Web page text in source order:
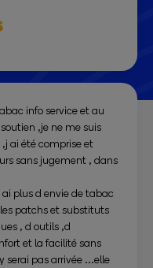
info service et au
,je ne me suis
ai été comprise et
sans jugement , dans
plus d envie de tabac
patchs et substituts
, d outils ,d
et la facilité sans
serai pas arrivée ...elle